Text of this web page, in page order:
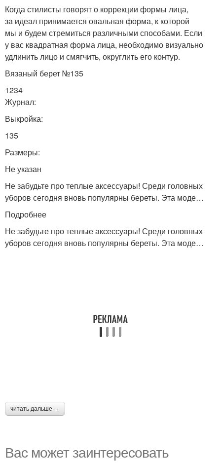
Когда стилисты говорят о коррекции формы лица,
за идеал принимается овальная форма, к которой
мы и будем стремиться различными способами. Если
у вас квадратная форма лица, необходимо визуально
удлинить лицо и смягчить, округлить его контур.
Вязаный берет №135
1234
Журнал:
Выкройка:
135
Размеры:
Не указан
Не забудьте про теплые аксессуары! Среди головных
уборов сегодня вновь популярны береты. Эта моде…
Подробнее
Не забудьте про теплые аксессуары! Среди головных
уборов сегодня вновь популярны береты. Эта моде…
читать дальше →
Вас может заинтересовать